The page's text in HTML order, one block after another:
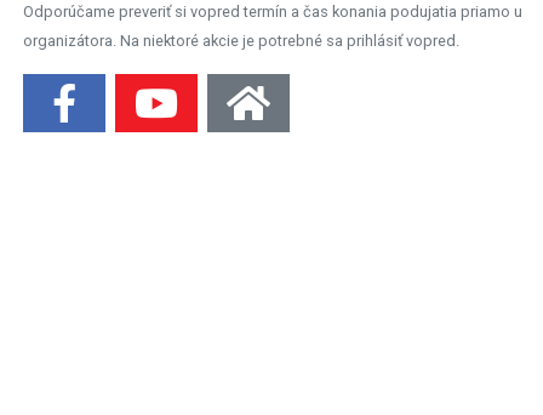
Odporúčame preveriť si vopred termín a čas konania podujatia priamo u
organizátora. Na niektoré akcie je potrebné sa prihlásiť vopred.